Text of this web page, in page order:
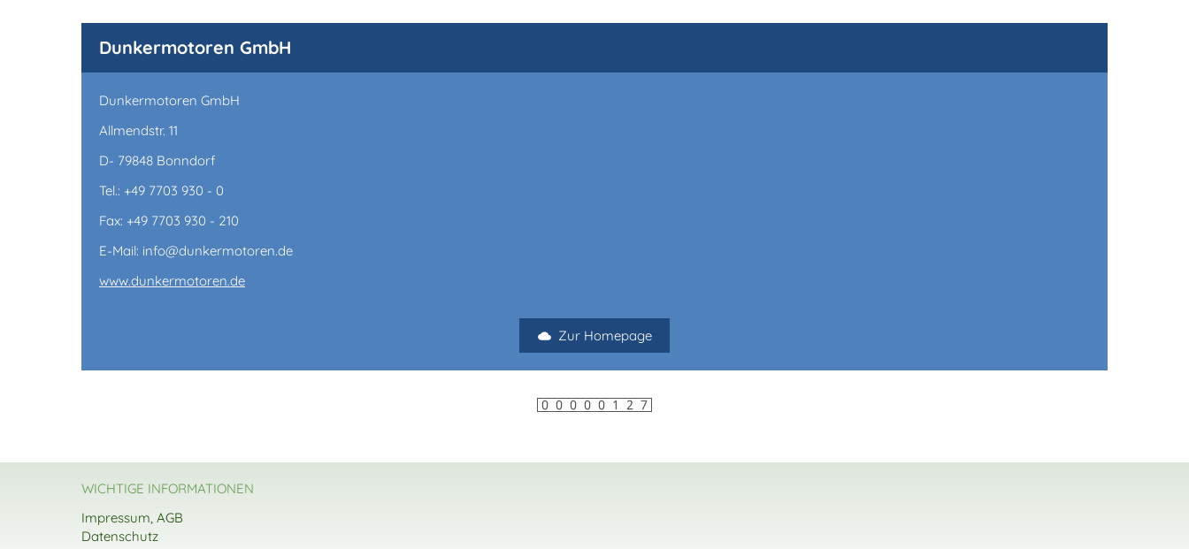
Dunkermotoren GmbH
Dunkermotoren GmbH
Allmendstr. 11
D- 79848 Bonndorf
Tel.: +49 7703 930 - 0
Fax: +49 7703 930 - 210
E-Mail: info@dunkermotoren.de
www.dunkermotoren.de
Zur Homepage
WICHTIGE INFORMATIONEN
Impressum, AGB
Datenschutz